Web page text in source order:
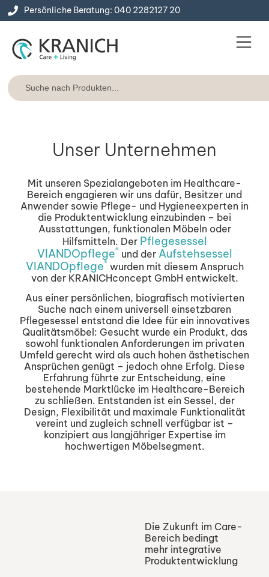
Persönliche Beratung: 040 2282127 20
Unser Unternehmen
Mit unseren Spezialangeboten im Healthcare-
Bereich engagieren wir uns dafür, Besitzer und
Anwender sowie Pflege- und Hygieneexperten in
die Produktentwicklung einzubinden – bei
Ausstattungen, funktionalen Möbeln oder
Hilfsmitteln. Der Pflegesessel
VIANDOpflege® und der Aufstehsessel
VIANDOpflege® wurden mit diesem Anspruch
von der KRANICHconcept GmbH entwickelt.
Aus einer persönlichen, biografisch motivierten
Suche nach einem universell einsetzbaren
Pflegesessel entstand die Idee für ein innovatives
Qualitätsmöbel: Gesucht wurde ein Produkt, das
sowohl funktionalen Anforderungen im privaten
Umfeld gerecht wird als auch hohen ästhetischen
Ansprüchen genügt – jedoch ohne Erfolg. Diese
Erfahrung führte zur Entscheidung, eine
bestehende Marktlücke im Healthcare-Bereich
zu schließen. Entstanden ist ein Sessel, der
Design, Flexibilität und maximale Funktionalität
vereint und zugleich schnell verfügbar ist –
konzipiert aus langjähriger Expertise im
hochwertigen Möbelsegment.
Die Zukunft im Care-
Bereich bedingt
mehr integrative
Produktentwicklung